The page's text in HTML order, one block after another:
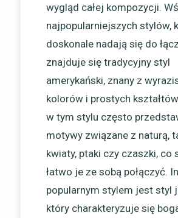
wygląd całej kompozycji.
najpopularniejszych stylów,
doskonale nadają się do
znajduje się tradycyjny styl
amerykański, znany z
kolorów i prostych
w tym stylu często
motywy związane z naturą,
kwiaty, ptaki czy czaszki, co
łatwo je ze sobą połączyć.
popularnym stylem jest styl
który charakteryzuje się